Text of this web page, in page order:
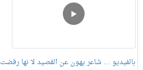
بالفيديو … شاعر يهون عن القصيد لا نها رفضت